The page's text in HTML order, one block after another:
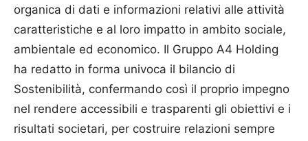
organica di dati e informazioni relativi alle attività
caratteristiche e al loro impatto in ambito sociale,
ambientale ed economico. Il Gruppo A4 Holding
ha redatto in forma univoca il bilancio di
Sostenibilità, confermando così il proprio impegno
nel rendere accessibili e trasparenti gli obiettivi e i
risultati societari, per costruire relazioni sempre